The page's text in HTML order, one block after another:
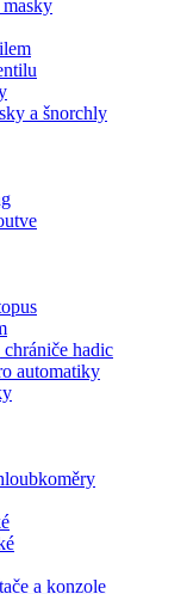
a šnorchly
hadic
automatiky
a konzole